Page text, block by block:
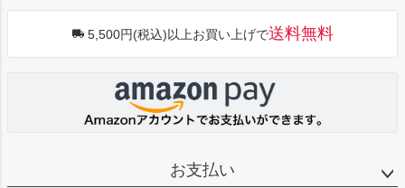
5,500円(税込)以上お買い上げで送料無料
お支払い